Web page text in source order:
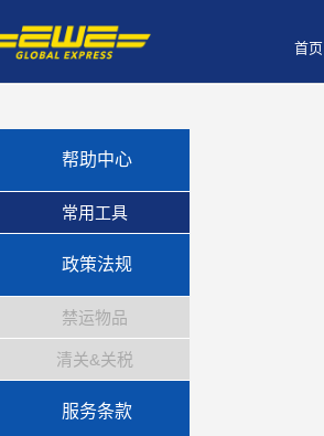
首页
帮助中心
常用工具
政策法规
禁运物品
清关&关税
服务条款